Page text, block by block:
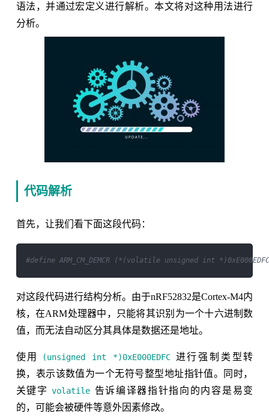
语法，并通过宏定义进行解析。本文将对这种用法进行
分析。
代码解析
首先，让我们看下面这段代码：
#define ARM_CM_DEMCR (*(volatile unsigned int
对这段代码进行结构分析。由于nRF52832是Cortex-M4内
核，在ARM处理器中，只能将其识别为一个十六进制数
值，而无法自动区分其具体是数据还是地址。
使用 (unsigned int *)0xE000EDFC 进行强制类型转
换，表示该数值为一个无符号整型地址指针值。同时，
关键字 volatile 告诉编译器指针指向的内容是易变
的，可能会被硬件等意外因素修改。